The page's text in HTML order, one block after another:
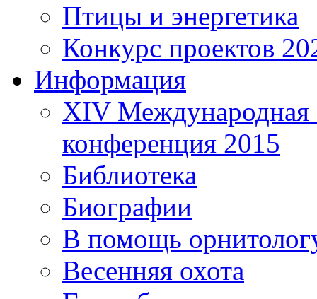
Птицы и энергетика
Конкурс проектов
Информация
XIV Международная
конференция 2015
Библиотека
Биографии
В помощь
Весенняя охота